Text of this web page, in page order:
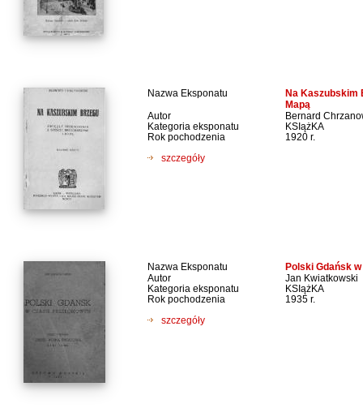
Nazwa Eksponatu
Na Kaszubskim
Mapą
Autor
Bernard
Kategoria eksponatu
KSIążKA
Rok pochodzenia
1920 r.
szczegóły
Nazwa Eksponatu Polski Gdańsk
Autor
Jan Kwiatkowski
Kategoria eksponatu
KSIążKA
Rok pochodzenia
1935 r.
szczegóły